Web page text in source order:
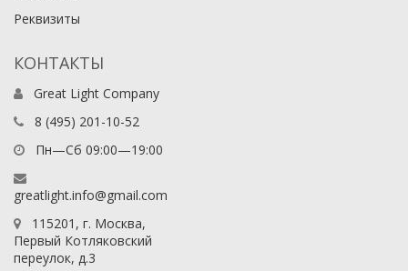
Реквизиты
КОНТАКТЫ
Great Light Company
8 (495) 201-10-52
Пн—Сб 09:00—19:00
greatlight.info@gmail.com
115201 , г. Москва,
Первый Котляковский
переулок, д.3